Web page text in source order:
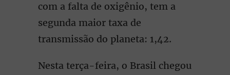
com a falta de oxigênio, tem a
segunda maior taxa de
transmissão do planeta: 1,42.
Nesta terça-feira, o Brasil chegou